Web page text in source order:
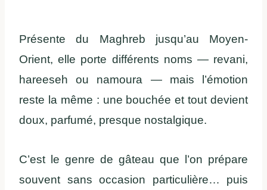
Présente du Maghreb jusqu’au Moyen-
Orient, elle porte différents noms — revani,
hareeseh ou namoura — mais l’émotion
reste la même : une bouchée et tout devient
doux, parfumé, presque nostalgique.
C’est le genre de gâteau que l’on prépare
souvent sans occasion particulière… puis